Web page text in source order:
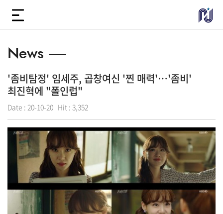
News
'좀비탐정' 임세주, 곱창여신 '찐 매력'…'좀비'
최진혁에 "폴인럽"
Date : 20-10-20 Hit : 3,352